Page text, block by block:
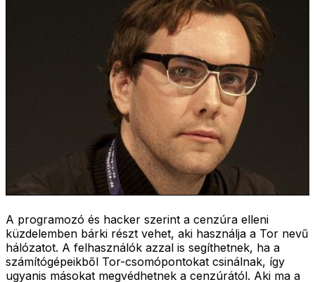
A programozó és hacker szerint a cenzúra elleni
küzdelemben bárki részt vehet, aki használja a Tor nevű
hálózatot. A felhasználók azzal is segíthetnek, ha a
számítógépeikből Tor-csomópontokat csinálnak, így
ugyanis másokat megvédhetnek a cenzúrától. Aki ma a